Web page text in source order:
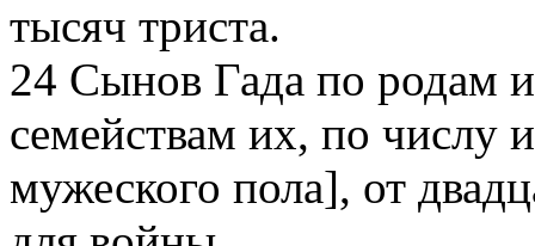
тысяч триста.
24 Сынов Гада по родам
семействам их, по числу
мужеского пола], от